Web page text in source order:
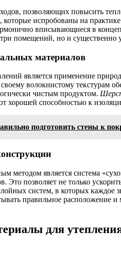
позволяющих повысить
которые испробованы на
вписывающиеся в
помещений, но и существенно
материалов
является применение
своему волокнистому текстурам
чистым продуктом.
хорошей способностью к
подготовить стены к
методом является система
Это позволяет не только
систем, в которых
правильное расположение
для